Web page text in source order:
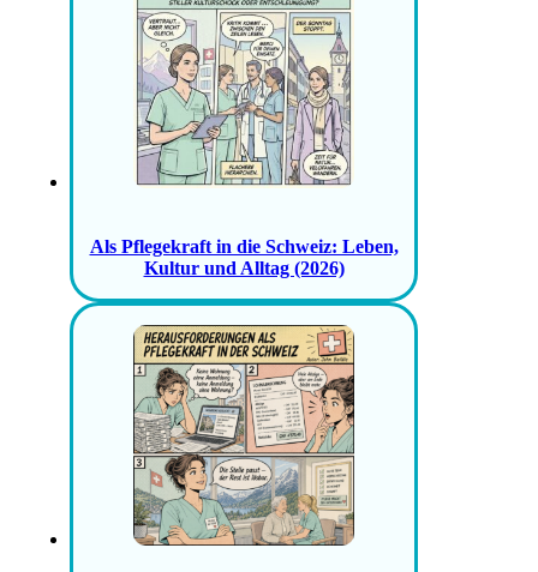
Als Pflegekraft in die Schweiz: Leben,
Kultur und Alltag (2026)